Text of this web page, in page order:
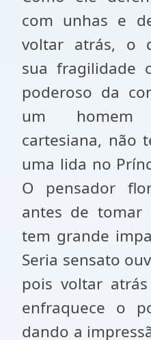
com unhas e
voltar atrás, o
sua fragilidade
poderoso da
um homem
cartesiana, não
uma lida no
O pensador
antes de tomar
tem grande
Seria sensato
pois voltar
enfraquece o
dando a